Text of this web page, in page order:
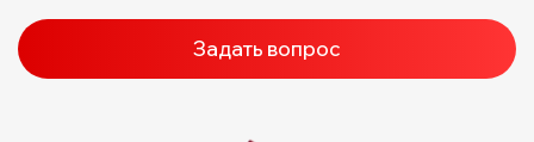
Задать вопрос